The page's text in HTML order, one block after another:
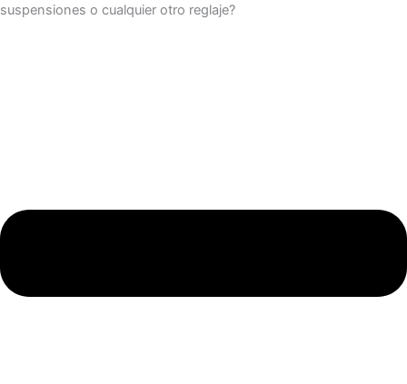
suspensiones o cualquier otro reglaje?